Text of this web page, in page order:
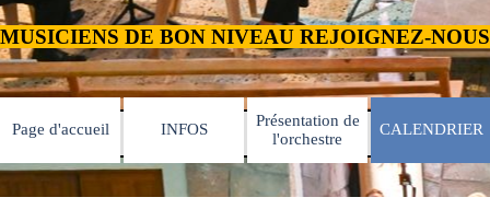
Page d'accueil INFOS ▼
Présentation de
l'orchestre
▼
CALENDRIER